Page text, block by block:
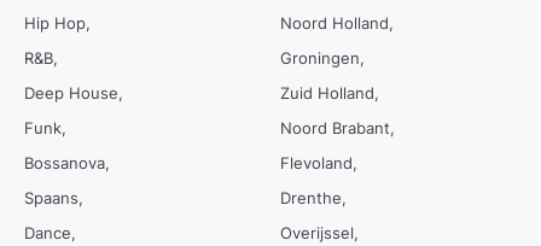
Hip Hop
R&B
Deep House
Funk
Bossanova
Spaans
Dance
Noord Holland
Groningen
Zuid Holland
Noord Brabant
Flevoland
Drenthe
Overijssel